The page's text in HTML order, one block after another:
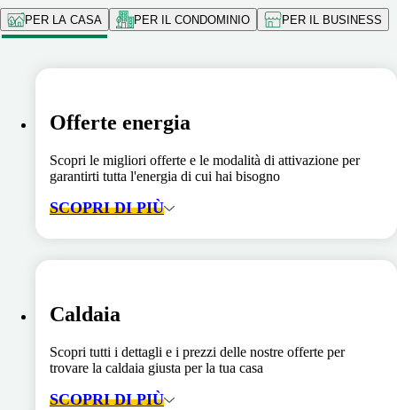
PER LA CASA PER IL CONDOMINIO PER IL BUSINESS
Offerte energia
Scopri le migliori offerte e le modalità di attivazione per
garantirti tutta l'energia di cui hai bisogno
SCOPRI DI PIÙ
Caldaia
Scopri tutti i dettagli e i prezzi delle nostre offerte per
trovare la caldaia giusta per la tua casa
SCOPRI DI PIÙ